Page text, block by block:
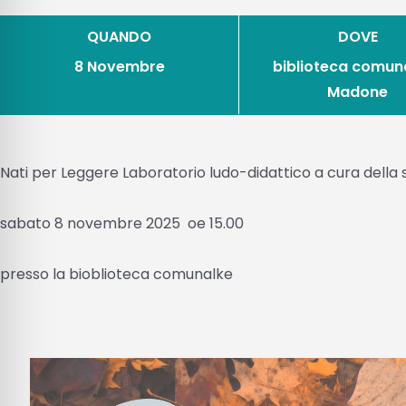
QUANDO
8 Novembre
DOVE
biblioteca
Madone
Nati per Leggere Laboratorio ludo-didattico a cura
sabato 8 novembre 2025 oe 15.00
presso la bioblioteca comunalke